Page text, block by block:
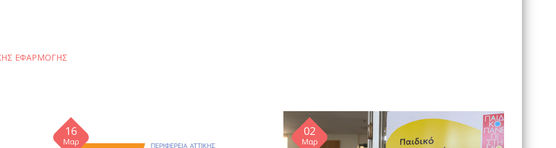
ΕΦΑΡΜΟΓΗΣ
16
Μαρ
02
Μαρ